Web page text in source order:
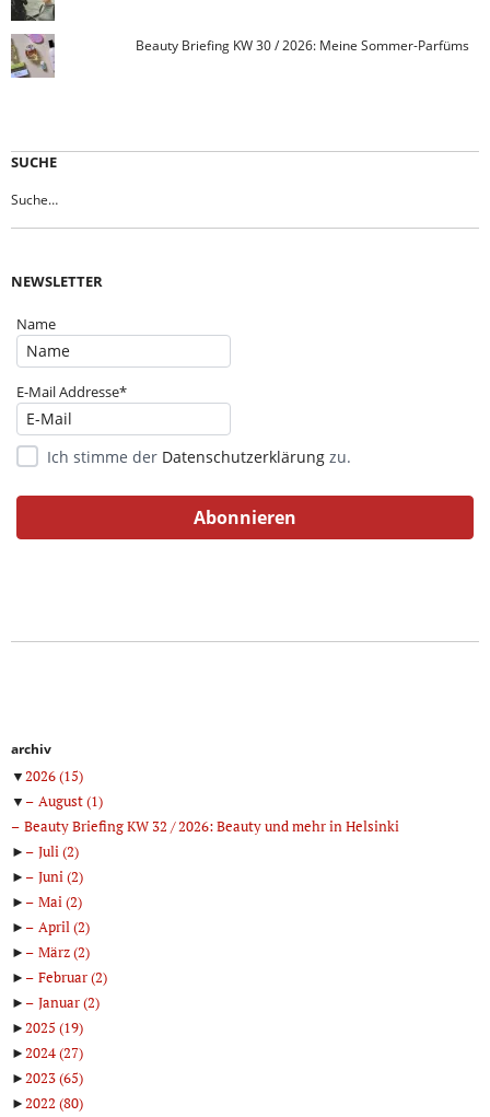
Beauty Briefing KW 30 / 2026: Meine Sommer-Parfüms
SUCHE
NEWSLETTER
Name
E-Mail Addresse*
Ich stimme der Datenschutzerklärung zu.
archiv
▼2026(15)
▼
August(1)
Beauty Briefing KW 32 / 2026: Beauty und mehr in Helsinki
►
Juli(2)
►
Juni(2)
►
Mai(2)
►
April(2)
►
März(2)
►
Februar(2)
►
Januar(2)
►2025 (19)
►2024(27)
►2023(65)
►2022 (80)